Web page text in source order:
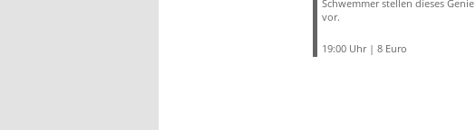
Schwem­mer stel­len die­ses Genie
vor.
19:00 Uhr | 8 Euro